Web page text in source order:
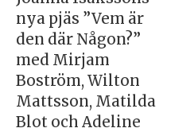
nya pjäs ”Vem är
den där Någon?”
med Mirjam
Boström, Wilton
Mattsson, Matilda
Blot och Adeline